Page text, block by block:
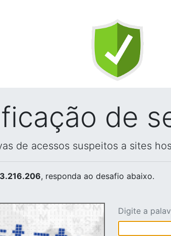
de
de acessos suspeitos a sites
, responda ao desafio abaixo.
Digite a